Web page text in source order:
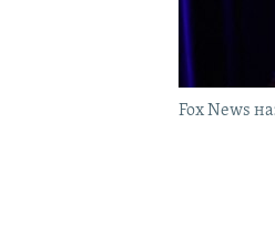
Fox News